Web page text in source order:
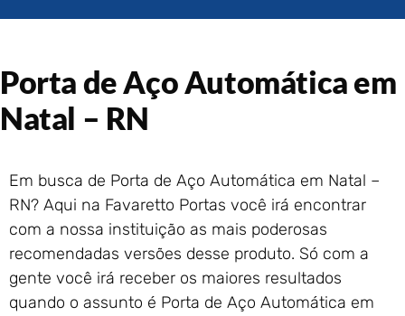
Portão de Garagem de
Enrolar em Queimados – RJ
Enrolar em Paraty – RJ
Portão de Garagem de
Enrolar em Nova Iguaçu – RJ
Portão de Garagem de
Enrolar em Nova Friburgo –
RJ
Porta de Aço Automática em
Natal – RN
Em busca de Porta de Aço Automática em Natal –
RN? Aqui na Favaretto Portas você irá encontrar
com a nossa instituição as mais poderosas
recomendadas versões desse produto. Só com a
gente você irá receber os maiores resultados
quando o assunto é Porta de Aço Automática em